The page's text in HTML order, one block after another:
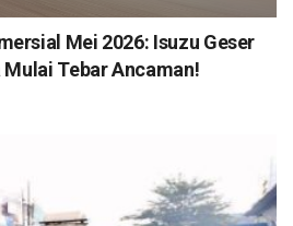
Mei 2026: Isuzu Geser
Mulai Tebar Ancaman!